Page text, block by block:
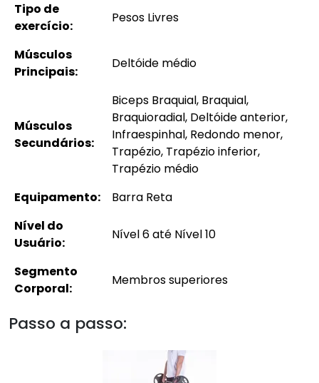
Tipo de
exercício:
Pesos Livres
Músculos
Principais:
Deltóide médio
Músculos
Secundários:
Biceps Braquial, Braquial,
Braquioradial, Deltóide anterior,
Infraespinhal, Redondo menor,
Trapézio, Trapézio inferior,
Trapézio médio
Equipamento:
Barra Reta
Nível do
Usuário:
Nível 6 até Nível 10
Segmento
Corporal:
Membros superiores
Passo a passo: